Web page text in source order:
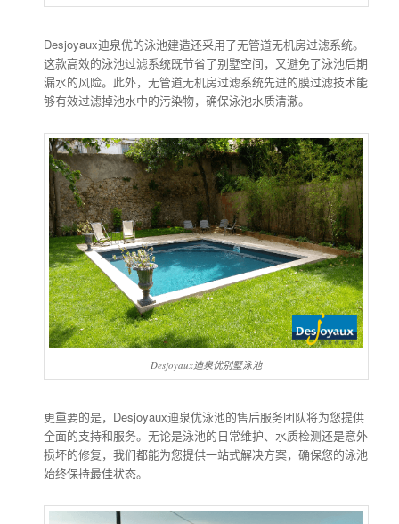
Desjoyaux迪泉优的泳池建造还采用了无管道无机房过滤系统。
这款高效的泳池过滤系统既节省了别墅空间，又避免了泳池后期
漏水的风险。此外，无管道无机房过滤系统先进的膜过滤技术能
够有效过滤掉池水中的污染物，确保泳池水质清澈。
Desjoyaux迪泉优别墅泳池
更重要的是，Desjoyaux迪泉优泳池的售后服务团队将为您提供
全面的支持和服务。无论是泳池的日常维护、水质检测还是意外
损坏的修复，我们都能为您提供一站式解决方案，确保您的泳池
始终保持最佳状态。